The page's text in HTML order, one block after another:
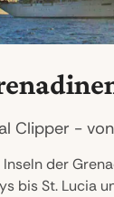
Clipper -
der
bis St.